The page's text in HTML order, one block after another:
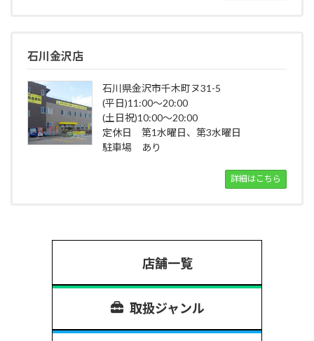
石川金沢店
石川県金沢市千木町ヌ31-5
(平日)11:00～20:00
(土日祝)10:00～20:00
定休日 第1水曜日、第3水曜日
駐車場 あり
詳細はこちら
店舗一覧
取扱ジャンル